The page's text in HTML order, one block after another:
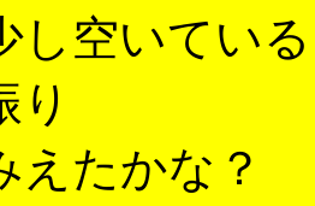
し空いてい
り
えたかな？